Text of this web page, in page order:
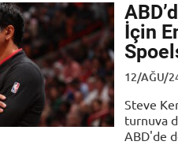
İçin
12/AĞU/
Steve
turnuva
ABD'de